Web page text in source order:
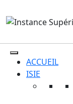
ACCUEIL
ISIE